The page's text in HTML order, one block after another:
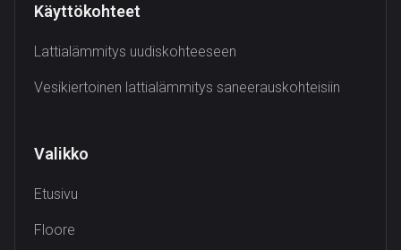
Käyttökohteet
Lattialämmitys uudiskohteeseen
Vesikiertoinen lattialämmitys saneerauskohteisiin
Valikko
Etusivu
Floore